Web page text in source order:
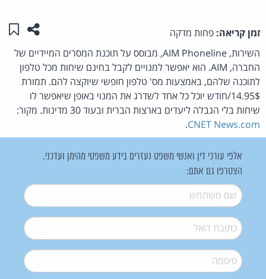
זמן קריאה: פחות מדקה שתפו
השירות, AIM Phoneline, מבוסס על תוכנת המסרים המיידיים של
החברה, AIM. הוא יאפשר למנויים לקבל בחינם שיחות מכל טלפון
לתוכנה שלהם, באמצעות מס' טלפון חופשי שיוקצה להם. תמורת
14.95$/חודש יוכל כל אחד לשדרג את המנוי באופן שיאפשר לו
שיחות בלי הגבלה ליעדים בארצות הברית ובעוד 30 מדינות. מקור:
CNET News.com
.
אלפי עורכי דין ואנשי משפט נעזרים בידע משפטי מהימן ועדכני.
הצטרפו גם אתם:
שם משתמש*
דואל*
סיסמה*